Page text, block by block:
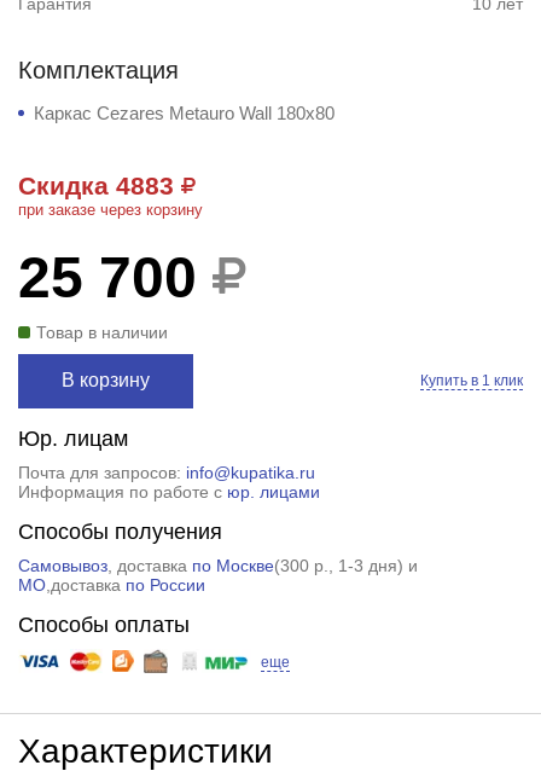
Комплектация
Каркас Cezares Metauro Wall 180x80
Скидка 4883
при заказе через корзину
25 700
Товар в наличии
В корзину Купить в 1 клик
Юр. лицам
Почта для запросов: info@kupatika.ru
Информация по работе с юр. лицами
Способы получения
Самовывоз, доставка по Москве(300 р.
, 1-3 дня) и
МО,доставка по России
Способы оплаты
еще
Характеристики